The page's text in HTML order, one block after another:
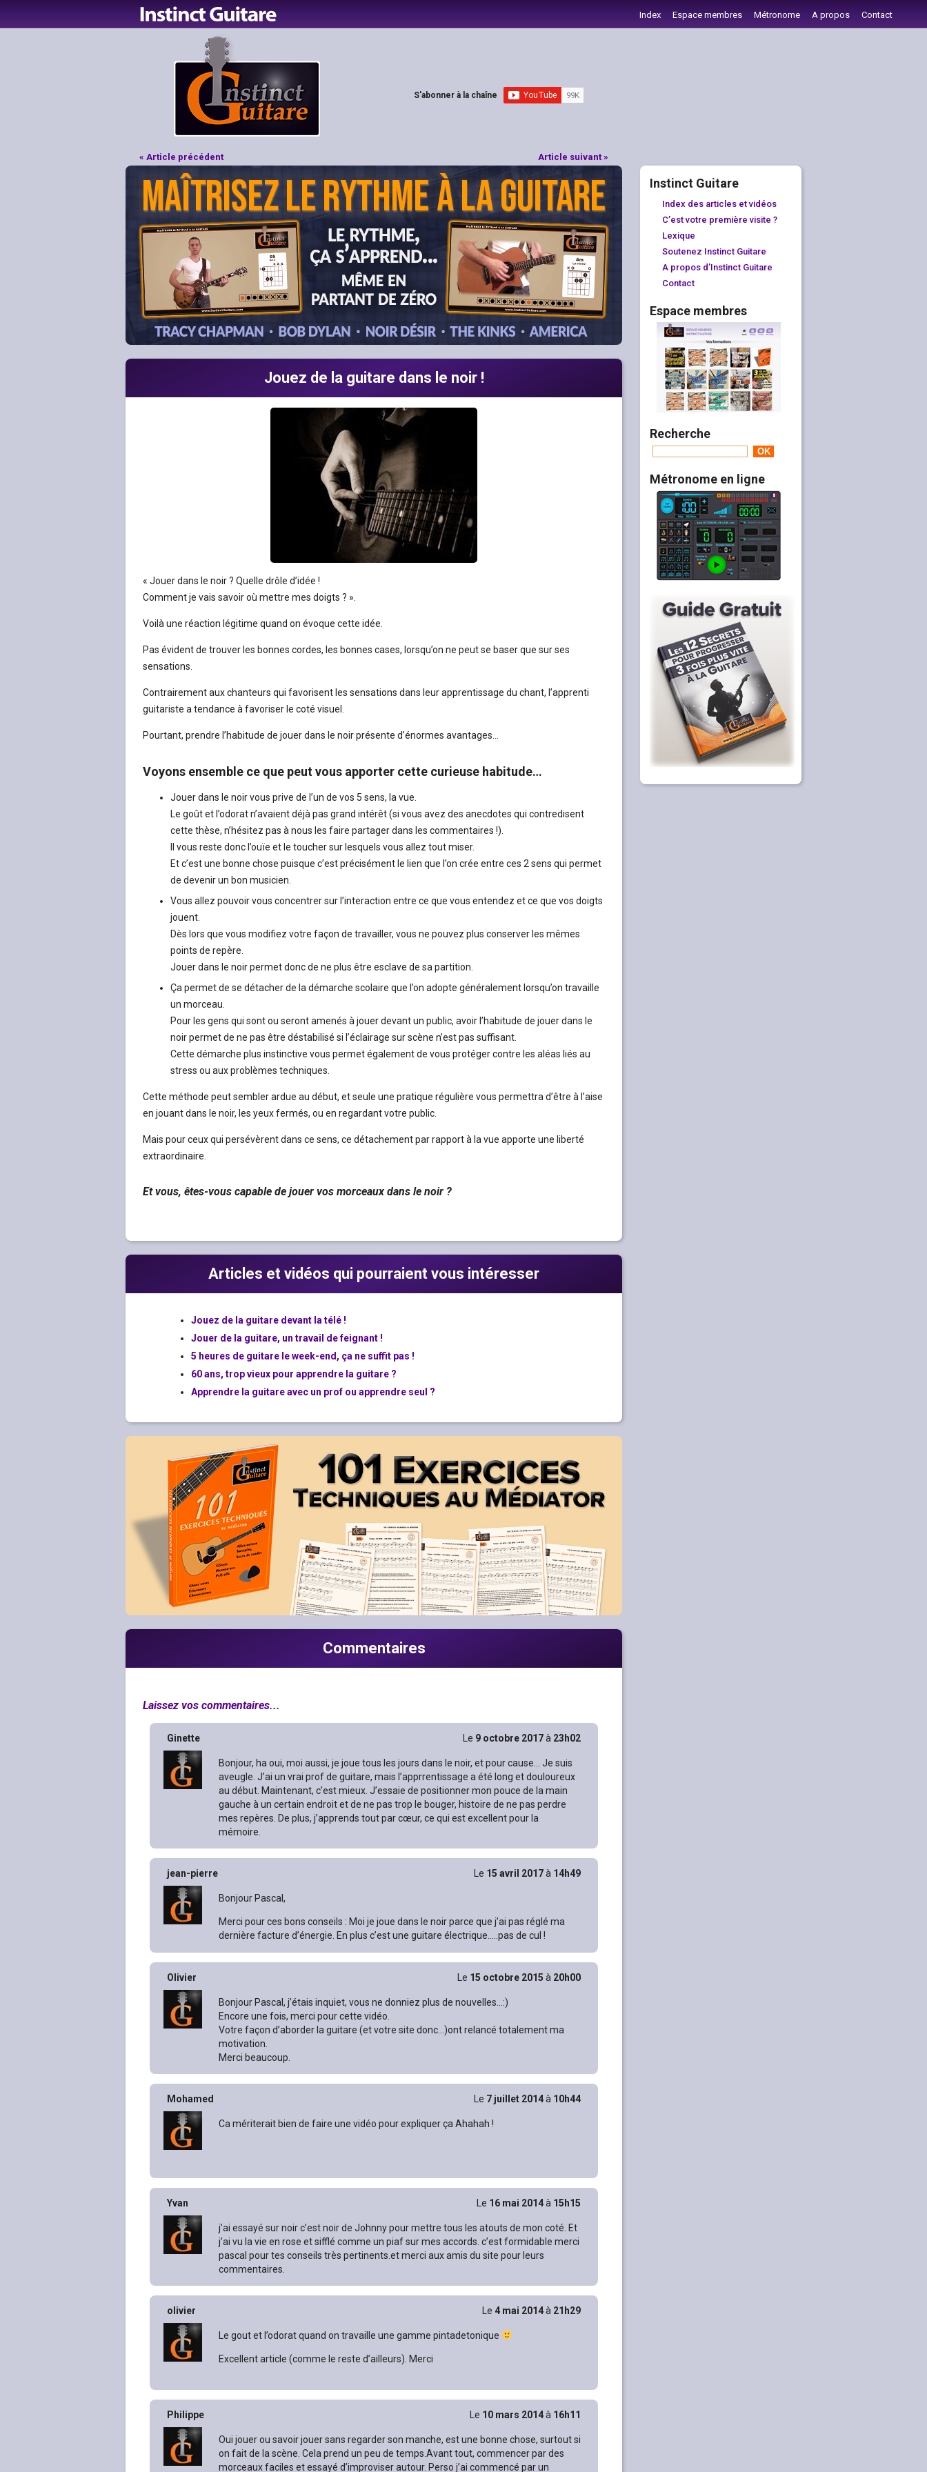
Index Espace membres Métronome A propos Contact
S'abonner à la chaîne
« Article précédent Article suivant »
Jouez de la guitare dans le noir !
« Jouer dans le noir ? Quelle drôle d’idée !
Comment je vais savoir où mettre mes doigts ? ».
Voilà une réaction légitime quand on évoque cette idée.
Pas évident de trouver les bonnes cordes, les bonnes cases, lorsqu’on ne peut se baser que sur ses
sensations.
Contrairement aux chanteurs qui favorisent les sensations dans leur apprentissage du chant, l’apprenti
guitariste a tendance à favoriser le coté visuel.
Pourtant, prendre l’habitude de jouer dans le noir présente d’énormes avantages…
Voyons ensemble ce que peut vous apporter cette curieuse habitude…
Jouer dans le noir vous prive de l’un de vos 5 sens, la vue.
Le goût et l’odorat n’avaient déjà pas grand intérêt (si vous avez des anecdotes qui contredisent
cette thèse, n’hésitez pas à nous les faire partager dans les commentaires !).
Il vous reste donc l’ouïe et le toucher sur lesquels vous allez tout miser.
Et c’est une bonne chose puisque c’est précisément le lien que l’on crée entre ces 2 sens qui permet
de devenir un bon musicien.
Vous allez pouvoir vous concentrer sur l’interaction entre ce que vous entendez et ce que vos doigts
jouent.
Dès lors que vous modifiez votre façon de travailler, vous ne pouvez plus conserver les mêmes
points de repère.
Jouer dans le noir permet donc de ne plus être esclave de sa partition.
Ça permet de se détacher de la démarche scolaire que l’on adopte généralement lorsqu’on travaille
un morceau.
Pour les gens qui sont ou seront amenés à jouer devant un public, avoir l’habitude de jouer dans le
noir permet de ne pas être déstabilisé si l’éclairage sur scène n’est pas suffisant.
Cette démarche plus instinctive vous permet également de vous protéger contre les aléas liés au
stress ou aux problèmes techniques.
Cette méthode peut sembler ardue au début, et seule une pratique régulière vous permettra d’être à l’aise
en jouant dans le noir, les yeux fermés, ou en regardant votre public.
Mais pour ceux qui persévèrent dans ce sens, ce détachement par rapport à la vue apporte une liberté
extraordinaire.
Et vous, êtes-vous capable de jouer vos morceaux dans le noir ?
Articles et vidéos qui pourraient vous intéresser
Jouez de la guitare devant la télé !
Jouer de la guitare, un travail de feignant !
5 heures de guitare le week-end, ça ne suffit pas !
60 ans, trop vieux pour apprendre la guitare ?
Apprendre la guitare avec un prof ou apprendre seul ?
Commentaires
Laissez vos commentaires...
Ginette Le 9 octobre 2017à 23h02
Bonjour, ha oui, moi aussi, je joue tous les jours dans le noir, et pour cause… Je suis
aveugle. J’ai un vrai prof de guitare, mais l’apprrentissage a été long et douloureux
au début. Maintenant, c’est mieux. J’essaie de positionner mon pouce de la main
gauche à un certain endroit et de ne pas trop le bouger, histoire de ne pas perdre
mes repères. De plus, j’apprends tout par cœur, ce qui est excellent pour la
mémoire.
jean-pierre Le 15 avril 2017à 14h49
Bonjour Pascal,
Merci pour ces bons conseils : Moi je joue dans le noir parce que j’ai pas réglé ma
dernière facture d’énergie. En plus c’est une guitare électrique…..pas de cul !
Olivier Le 15 octobre 2015 à 20h00
Bonjour Pascal, j’étais inquiet, vous ne donniez plus de nouvelles…:)
Encore une fois, merci pour cette vidéo.
Votre façon d’aborder la guitare (et votre site donc…)ont relancé totalement ma
motivation.
Merci beaucoup.
Mohamed Le 7 juillet 2014à 10h44
Ca mériterait bien de faire une vidéo pour expliquer ça Ahahah !
Yvan Le 16 mai 2014à 15h15
j’ai essayé sur noir c’est noir de Johnny pour mettre tous les atouts de mon coté. Et
j’ai vu la vie en rose et sifflé comme un piaf sur mes accords. c’est formidable merci
pascal pour tes conseils très pertinents.et merci aux amis du site pour leurs
commentaires.
olivier Le 4 mai 2014à 21h29
Le gout et l’odorat quand on travaille une gamme pintadetonique
Excellent article (comme le reste d’ailleurs). Merci
Philippe Le 10 mars 2014à 16h11
Oui jouer ou savoir jouer sans regarder son manche, est une bonne chose, surtout si
on fait de la scène. Cela prend un peu de temps.Avant tout, commencer par des
morceaux faciles et essayé d’improviser autour. Perso j’ai commencé par un
Instinct Guitare
Index des articles et vidéos
C’est votre première visite ?
Lexique
Soutenez Instinct Guitare
A propos d’Instinct Guitare
Contact
Espace membres
Recherche
Métronome en ligne